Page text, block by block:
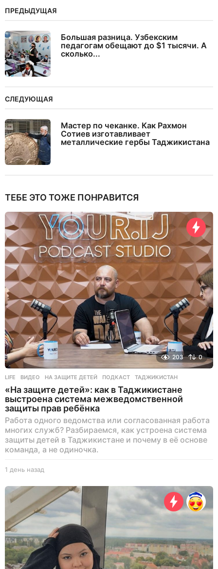
ПРЕДЫДУЩАЯ
Большая разница. Узбекским
педагогам обещают до $1 тысячи. А
сколько...
СЛЕДУЮЩАЯ
Мастер по чеканке. Как Рахмон
Сотиев изготавливает
металлические гербы Таджикистана
ТЕБЕ ЭТО ТОЖЕ ПОНРАВИТСЯ
203 0
LIFE ВИДЕО ,НА ЗАЩИТЕ ДЕТЕЙ ,ПОДКАСТ ,ТАДЖИКИСТАН
«На защите детей»: как в Таджикистане
выстроена система межведомственной
защиты прав ребёнка
Работа одного ведомства или согласованная работа
многих служб? Разбираемся, как устроена система
защиты детей в Таджикистане и почему в её основе
команда, а не одиночка.
1 день назад
е
н
ь
н
з
а